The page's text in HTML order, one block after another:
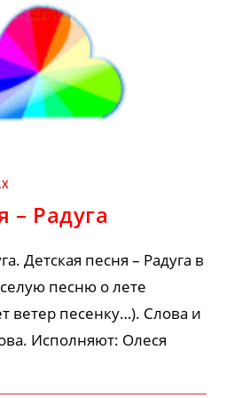
– Радуга
Детская песня – Радуга в
песню о лете
ветер песенку…). Слова и
Исполняют: Олеся